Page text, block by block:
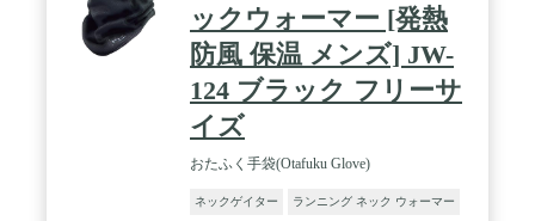
ます。通気性にも優れているので、呼吸がしやすい
です。 / 【多機能・男女兼用】サイクリング、ジョ
ギング、ランニング、テニス・ゴルフ、スキー・ス
ノーボード、釣り、徒歩、山登り、旅行、海浜、日
常日焼き止め、車の運転・農作業・ガーデニングな
どの活動に大活躍します。日焼け止めネックカバー
だけでなく、頭巾、冷感フェイスカバー、マフラ
ー、腕カバーなどとしても使っていいです。フリー
ックウォーマー [発熱
防風 保温 メンズ] JW-
124 ブラック フリーサ
イズ
おたふく手袋(Otafuku Glove)
ネックゲイター ランニング ネック ウォーマー